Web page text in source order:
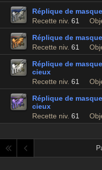
Réplique de
Recette niv. 61
Réplique de
Recette niv. 61
Réplique de
cieux
Recette niv. 61
Réplique de
cieux
Recette niv. 61